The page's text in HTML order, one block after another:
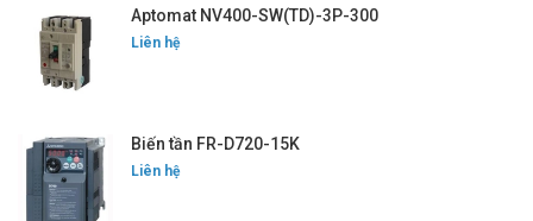
Aptomat NV400-SW(TD)-3P-300
Liên hệ
Biến tần FR-D720-15K
Liên hệ